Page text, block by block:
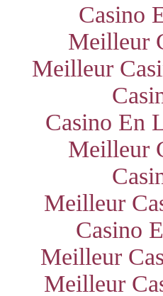
Casino
Meilleur
Meilleur
Casino En
Meilleur
Meilleur
Casino
Meilleur
Meilleur